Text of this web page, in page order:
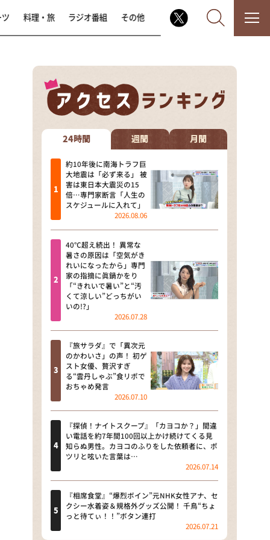
なるみ・岡村の過ぎるTV
相席食堂
これ余談なんですけど・・・
～人生密着トークバラエティ！
～ やすとものいたって真剣です
探偵！ナイトスクープ
news おかえり
河合＆A.B.C-Z塚田×福井アナ
「なんでやねん！？」（news お
かえり）
DAIGOも台所 ～きょうの献立 何
にする？～
本日はダイアンなり！シーズン２
朝だ！生です旅サラダ
教えて！ニュースライブ 正義の
ミカタ
ＬＩＦＥ～夢のカタチ～
新婚さんいらっしゃい！
ポツンと一軒家
ザキ山小屋本館
料理・旅 ラジオ番組 その他
24時間 週間 月間
約10年後に南海トラフ巨
大地震は「必ず来る」 被
害は東日本大震災の15
倍…専門家断言「人生の
スケジュールに入れて」
2026.08.06
40℃超え続出！ 異常な
暑さの原因は「空気がき
れいになったから」専門
家の指摘に眞鍋かをり
「“きれいで暑い”と“汚
くて涼しい”どっちがい
いの!?」
2026.07.28
『旅サラダ』で「異次元
のかわいさ」の声！ 初ゲ
スト女優、贅沢すぎ
る“雲丹しゃぶ”食リポで
おちゃめ発言
2026.07.10
『探偵！ナイトスクープ』「カヨコか？」間違
い電話を約7年間100回以上かけ続けてくる見
知らぬ男性。カヨコのふりをした依頼者に、ポ
ツリと呟いた言葉は…
2026.07.14
『相席食堂』“爆烈ボイン”元NHK女性アナ、セ
クシー水着姿＆規格外グッズ公開！ 千鳥“ちょ
っと待てぃ！！”ボタン連打
2026.07.21